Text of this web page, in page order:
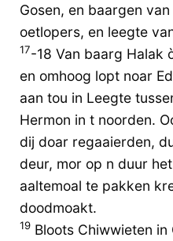
Gosen, en baargen
oetlopers, en leegte
17-18 Van baarg Halak
en omhoog lopt noar
aan tou in Leegte
Hermon in t noorden.
dij doar regaaierden,
deur, mor op n duur
aaltemoal te pakken
doodmoakt.
19 Bloots Chiwwieten